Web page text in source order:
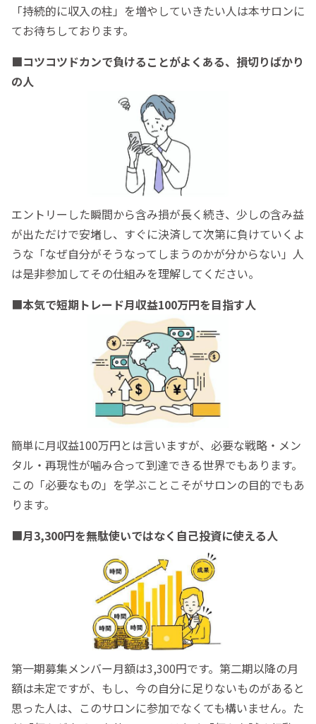
「持続的に収入の柱」を増やしていきたい人は本サロンに
てお待ちしております。
■コツコツドカンで負けることがよくある、損切りばかり
の人
エントリーした瞬間から含み損が長く続き、少しの含み益
が出ただけで安堵し、すぐに決済して次第に負けていくよ
うな「なぜ自分がそうなってしまうのかが分からない」人
は是非参加してその仕組みを理解してください。
■本気で短期トレード月収益100万円を目指す人
簡単に月収益100万円とは言いますが、必要な戦略・メン
タル・再現性が噛み合って到達できる世界でもあります。
この「必要なもの」を学ぶことこそがサロンの目的でもあ
ります。
■月3,300円を無駄使いではなく自己投資に使える人
第一期募集メンバー月額は3,300円です。第二期以降の月
額は未定ですが、もし、今の自分に足りないものがあると
思った人は、このサロンに参加でなくても構いません。た